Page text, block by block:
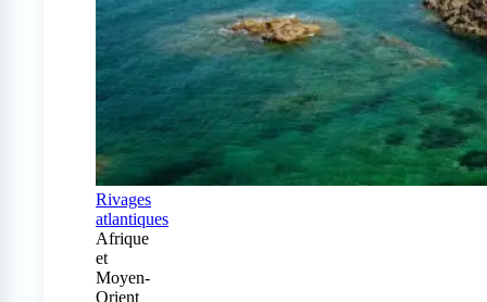
Rivages
atlantiques
Afrique
et
Moyen-
Orient